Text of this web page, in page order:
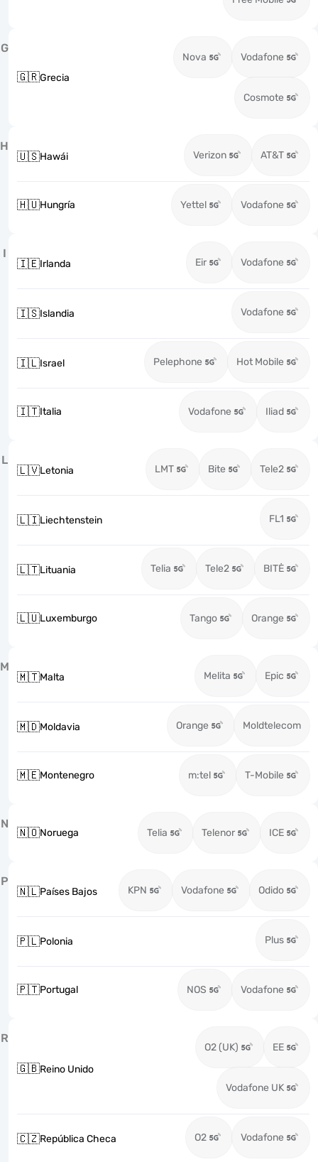
G
🇬🇷Grecia
Nova Vodafone
Cosmote
H
🇺🇸Hawái Verizon AT&T
🇭🇺Hungría Yettel Vodafone
I
🇮🇪Irlanda Eir Vodafone
🇮🇸Islandia Vodafone
🇮🇱Israel Pelephone Hot Mobile
🇮🇹Italia Vodafone Iliad
L
🇱🇻Letonia LMT Bite Tele2
🇱🇮Liechtenstein FL1
🇱🇹Lituania Telia Tele2 BITĖ
🇱🇺Luxemburgo Tango Orange
M
🇲🇹Malta Melita Epic
🇲🇩Moldavia Orange Moldtelecom
🇲🇪Montenegro m:tel T-Mobile
N
🇳🇴Noruega Telia Telenor ICE
P
🇳🇱Países Bajos KPN Vodafone Odido
🇵🇱Polonia Plus
🇵🇹Portugal NOS Vodafone
R
🇬🇧Reino Unido
O2 (UK) EE
Vodafone UK
🇨🇿República Checa O2 Vodafone